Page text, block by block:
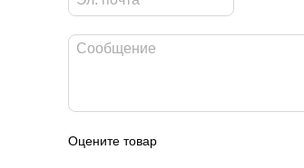
Оцените товар